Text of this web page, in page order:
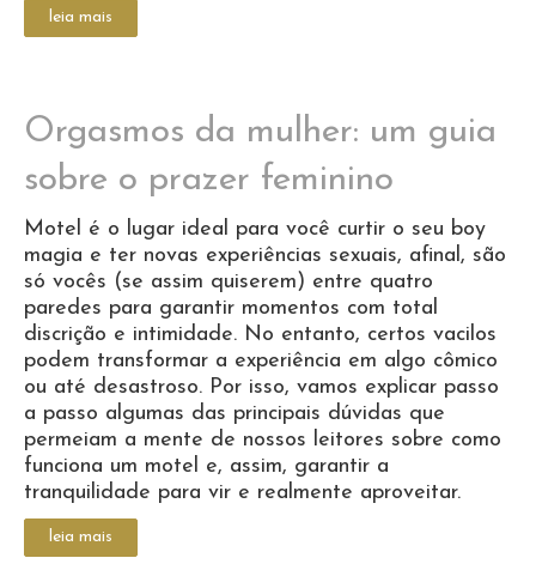
leia mais
Orgasmos da mulher: um guia
sobre o prazer feminino
Motel é o lugar ideal para você curtir o seu boy
magia e ter novas experiências sexuais, afinal, são
só vocês (se assim quiserem) entre quatro
paredes para garantir momentos com total
discrição e intimidade. No entanto, certos vacilos
podem transformar a experiência em algo cômico
ou até desastroso. Por isso, vamos explicar passo
a passo algumas das principais dúvidas que
permeiam a mente de nossos leitores sobre como
funciona um motel e, assim, garantir a
tranquilidade para vir e realmente aproveitar.
leia mais